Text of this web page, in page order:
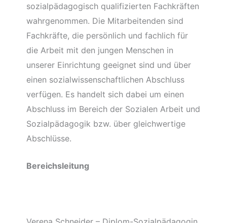
sozialpädagogisch qualifizierten Fachkräften
wahrgenommen. Die Mitarbeitenden sind
Fachkräfte, die persönlich und fachlich für
die Arbeit mit den jungen Menschen in
unserer Einrichtung geeignet sind und über
einen sozialwissenschaftlichen Abschluss
verfügen. Es handelt sich dabei um einen
Abschluss im Bereich der Sozialen Arbeit und
Sozialpädagogik bzw. über gleichwertige
Abschlüsse.
Bereichsleitung